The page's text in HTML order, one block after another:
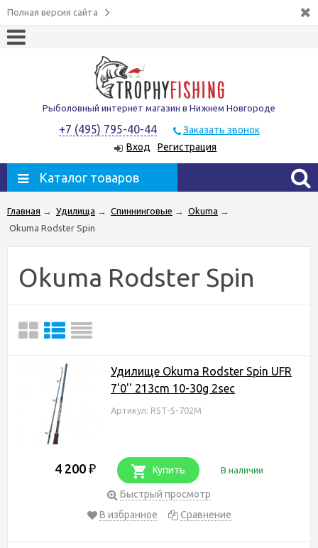
Полная версия сайта
Рыболовный интернет магазин в Нижнем Новгороде
+7 (495) 795-40-44
Заказать звонок
Вход
Регистрация
Каталог товаров
Главная → Удилища → Спиннинговые → Okuma →
Okuma Rodster Spin
Okuma Rodster Spin
Удилище Okuma Rodster Spin UFR
7'0'' 213cm 10-30g 2sec
Артикул: RST-S-702M
4 200 ₽ Купить В наличии
Быстрый просмотр
В избранное
Сравнение